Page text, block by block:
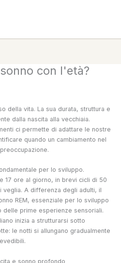
con l'età?
della vita. La sua durata, struttura e
dalla nascita alla vecchiaia.
ci permette di adattare le nostre
quando un cambiamento nel
per lo sviluppo.
17 ore al giorno, in brevi cicli di 50
veglia. A differenza degli adulti, il
REM, essenziale per lo sviluppo
delle prime esperienze sensoriali.
inizia a strutturarsi sotto
le notti si allungano gradualmente
e sonno profondo